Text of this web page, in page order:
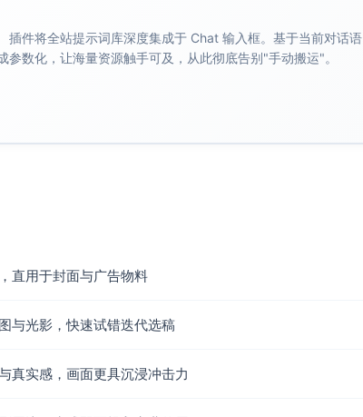
件将全站提示词库深度集成于 Chat 输入框。基于当前对话语
数化，让海量资源触手可及，从此彻底告别"手动搬运"。
直用于封面与广告物料
与光影，快速试错迭代选稿
真实感，画面更具沉浸冲击力